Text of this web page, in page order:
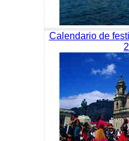
Calendario de